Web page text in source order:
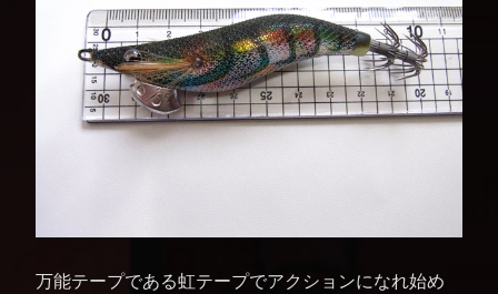
万能テープである虹テープでアクションになれ始め